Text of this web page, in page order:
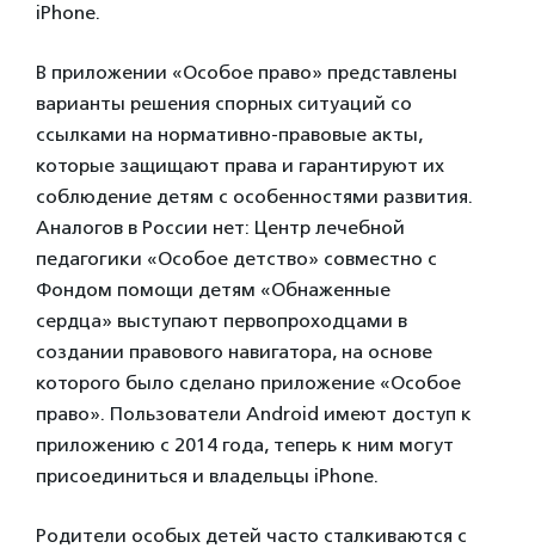
iPhone.
В приложении «Особое право» представлены
варианты решения спорных ситуаций со
ссылками на нормативно-правовые акты,
которые защищают права и гарантируют их
соблюдение детям с особенностями развития.
Аналогов в России нет: Центр лечебной
педагогики «Особое детство» совместно с
Фондом помощи детям «Обнаженные
сердца» выступают первопроходцами в
создании правового навигатора, на основе
которого было сделано приложение «Особое
право». Пользователи Android имеют доступ к
приложению с 2014 года, теперь к ним могут
присоединиться и владельцы iPhone.
Родители особых детей часто сталкиваются с